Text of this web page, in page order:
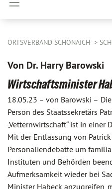
ORTSVERBAND SCHÖNAICH
Von Dr. Harry Barowski
Wirtschaftsminister
18.05.23 – von Barowski –
Person des Staatssekretärs
„Vetternwirtschaft“ ist in einer
Mit der Entlassung von
Personaliendebatte um
Instituten und Behörden
Aufmerksamkeit wieder bei
Minister Habeck anzugreifen,